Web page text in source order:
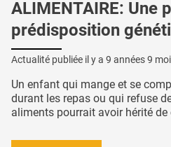
ALIMENTAIRE: Une
prédisposition
Actualité publiée il y a 9 années 9
Un enfant qui mange et se
durant les repas ou qui refuse
aliments pourrait avoir hérité de